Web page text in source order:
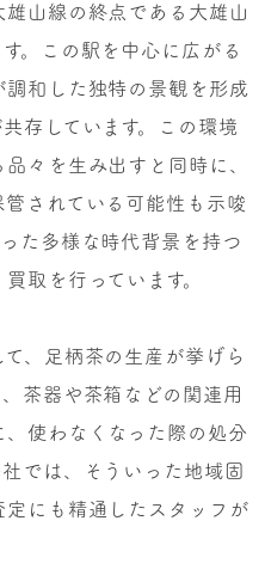
山線の終点である大雄山
。この駅を中心に広がる
和した独特の景観を形成
存しています。この環境
々を生み出すと同時に、
されている可能性も示唆
た多様な時代背景を持つ
取を行っています。
、足柄茶の生産が挙げら
茶器や茶箱などの関連用
使わなくなった際の処分
では、そういった地域固
にも精通したスタッフが